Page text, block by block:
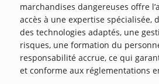
marchandises dangereuses offre
accès à une expertise spécialisée,
des technologies adaptés, une
risques, une formation du
responsabilité accrue, ce qui
et conforme aux réglementations